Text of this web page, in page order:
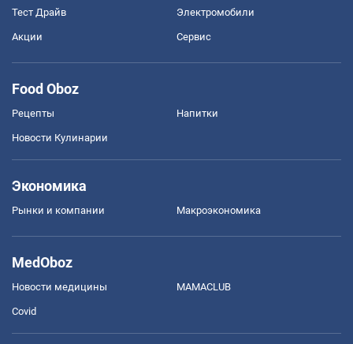
Тест Драйв Электромобили
Акции Сервис
Food Oboz
Рецепты Напитки
Новости Кулинарии
Экономика
Рынки и компании Mакроэкономика
MedOboz
Новости медицины MAMACLUB
Covid